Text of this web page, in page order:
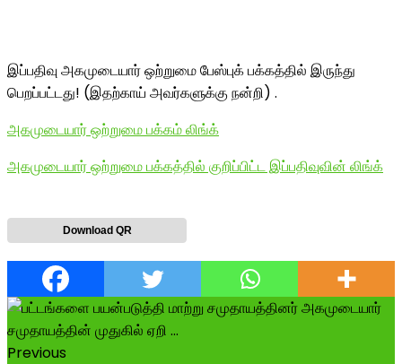
இப்பதிவு அகமுடையார் ஒற்றுமை பேஸ்புக் பக்கத்தில் இருந்து
பெறப்பட்டது! (இதற்காய் அவர்களுக்கு நன்றி) .
அகமுடையார் ஒற்றுமை பக்கம் லிங்க்
அகமுடையார் ஒற்றுமை பக்கத்தில் குறிப்பிட்ட இப்பதிவுவின் லிங்க்
Download QR
Previous